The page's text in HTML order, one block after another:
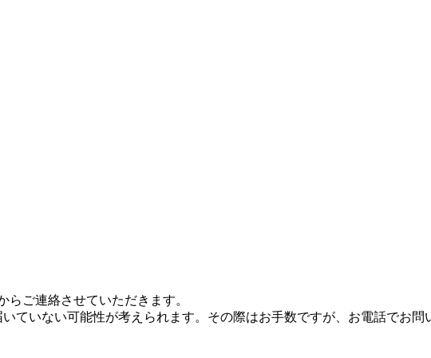
ご連絡させていただきます。
ていない可能性が考えられます。その際はお手数ですが、お電話でお問